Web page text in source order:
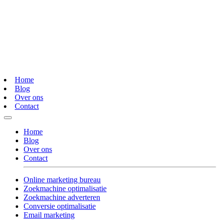
Home
Blog
Over ons
Contact
Home
Blog
Over ons
Contact
Online marketing bureau
Zoekmachine optimalisatie
Zoekmachine adverteren
Conversie optimalisatie
Email marketing